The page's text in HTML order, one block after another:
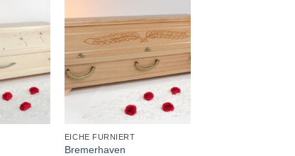
EICHE FURNIERT
Bremerhaven